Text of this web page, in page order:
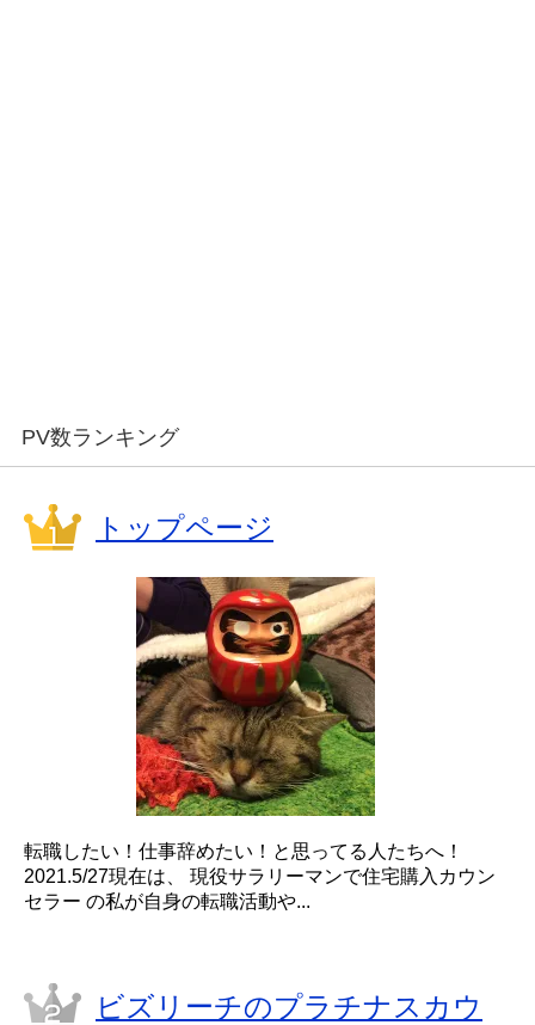
PV数ランキング
トップページ
転職したい！仕事辞めたい！と思ってる人たちへ！
2021.5/27現在は、 現役サラリーマンで住宅購入カウン
セラー の私が自身の転職活動や...
ビズリーチのプラチナスカウ